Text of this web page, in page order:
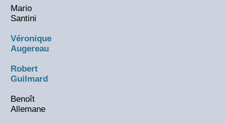
Mario
Santini
Véronique
Augereau
Robert
Guilmard
Benoît
Allemane